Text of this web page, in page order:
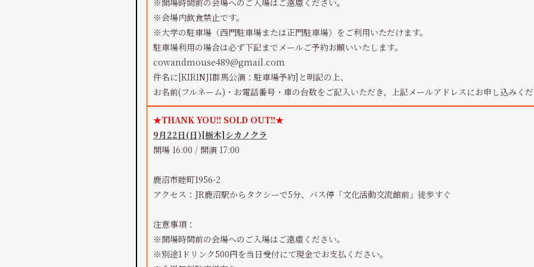
※会場内飲食禁止です。
※大学の駐車場（西門駐車場または正門駐車場）をご利用いただけます。
駐車場利用の場合は必ず下記までメールご予約お願いいたします。
cowandmouse489@gmail.com
件名に[KIRINJI群馬公演：駐車場予約]と明記の上、
お名前(フルネーム)・お電話番号・車の台数をご記入いただき、上記メールアドレスにお申し込みく
★THANK YOU!! SOLD OUT!!★
9月22日(日)[栃木] シカノクラ
開場 16:00 / 開演 17:00
鹿沼市睦町1956-2
アクセス：JR鹿沼駅からタクシーで5分、バス停「文化活動交流館前」徒歩すぐ
注意事項：
※開場時間前の会場へのご入場はご遠慮ください。
※別途1ドリンク500円を当日受付にて現金でお支払ください。